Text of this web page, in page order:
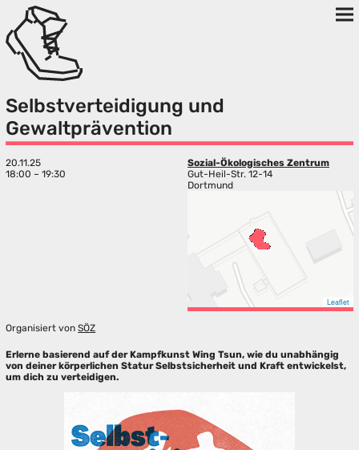
Selbstverteidigung und
Gewaltprävention
20.11.25
18:00 – 19:30
Sozial-Ökologisches Zentrum
Gut-Heil-Str. 12-14
Dortmund
Leaflet
Organisiert vonSÖZ
Erlerne basierend auf der Kampfkunst Wing Tsun, wie du unabhängig
von deiner körperlichen Statur Selbstsicherheit und Kraft entwickelst,
um dich zu verteidigen.